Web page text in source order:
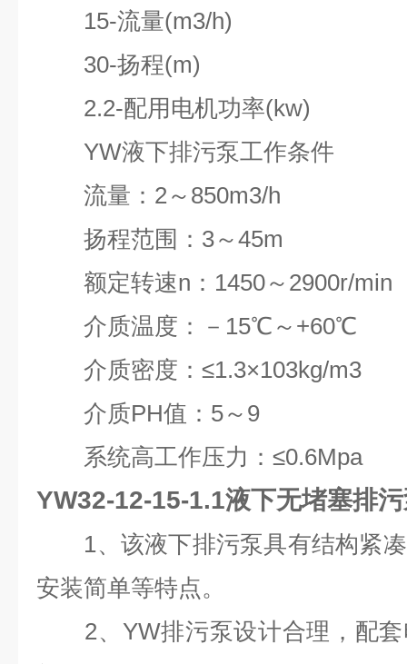
15-流量(m3/h)
30-扬程(m)
2.2-配用电机功率(kw)
YW液下排污泵工作条件
流量：2～850m3/h
扬程范围：3～45m
额定转速n：1450～2900r/min
介质温度：－15℃～+60℃
介质密度：≤1.3×103kg/m3
介质PH值：5～9
系统高工作压力：≤0.6Mpa
YW32-12-15-1.1液下无堵塞排
1、该液下排污泵具有结构紧凑
安装简单等特点。
2、YW排污泵设计合理，配套